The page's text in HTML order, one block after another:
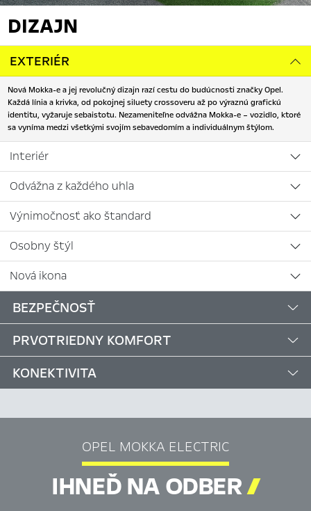
DIZAJN
EXTERIÉR
Nová Mokka-e a jej revolučný dizajn razí cestu do budúcnosti značky Opel.
Každá línia a krivka, od pokojnej siluety crossoveru až po výraznú grafickú
identitu, vyžaruje sebaistotu. Nezameniteľne odvážna Mokka-e – vozidlo, ktoré
sa vyníma medzi všetkými svojím sebavedomím a individuálnym štýlom.
Interiér
Odvážna z každého uhla
Výnimočnosť ako štandard
Osobny štýl
Nová ikona
BEZPEČNOSŤ
PRVOTRIEDNY KOMFORT
KONEKTIVITA
OPEL MOKKA ELECTRIC
IHNEĎ NA ODBER